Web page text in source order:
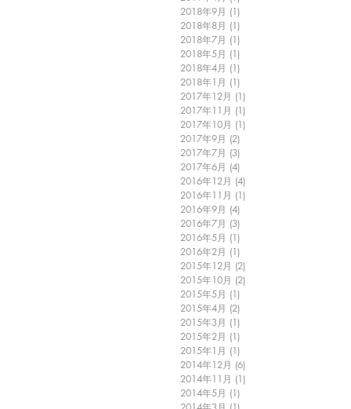
2018年9月 (1)
2018年8月 (1)
2018年7月 (1)
2018年5月 (1)
2018年4月 (1)
2018年1月 (1)
2017年12月 (1)
2017年11月 (1)
2017年10月 (1)
2017年9月 (2)
2017年7月 (3)
2017年6月 (4)
2016年12月 (4)
2016年11月 (1)
2016年9月 (4)
2016年7月 (3)
2016年5月 (1)
2016年2月 (1)
2015年12月 (2)
2015年10月 (2)
2015年5月 (1)
2015年4月 (2)
2015年3月 (1)
2015年2月 (1)
2015年1月 (1)
2014年12月 (6)
2014年11月 (1)
2014年5月 (1)